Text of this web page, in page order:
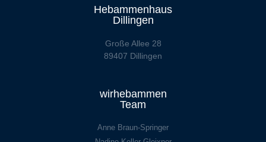
Hebammenhaus
Dillingen
Große Allee 28
89407 Dillingen
wirhebammen
Team
Anne Braun-Springer